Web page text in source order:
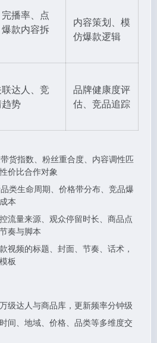
播率、点
款内容拆
内容策划、模
仿爆款逻辑
达人、竞
势
品牌健康度评
估、竞品追踪
带货指数、粉丝重合度、内容调性匹
价比合作对象
品类生命周期、价格带分布、竞品爆
本
流量来源、观众停留时长、商品点
奏与脚本
视频的标题、封面、节奏、话术，
板
级达人与商品库，更新频率分钟级
间、地域、价格、品类等多维度交